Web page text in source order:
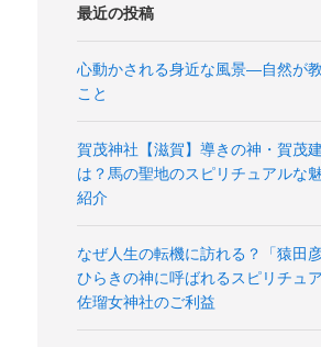
最近の投稿
心動かされる身近な風景―自然が
こと
賀茂神社【滋賀】導きの神・賀茂
は？馬の聖地のスピリチュアルな
紹介
なぜ人生の転機に訪れる？「猿田
ひらきの神に呼ばれるスピリチュ
佐瑠女神社のご利益